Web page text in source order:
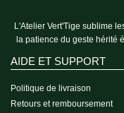
L'Atelier Vert'Tige sublime
la patience du geste hérité
AIDE ET SUPPORT
Politique de livraison
Retours et remboursement